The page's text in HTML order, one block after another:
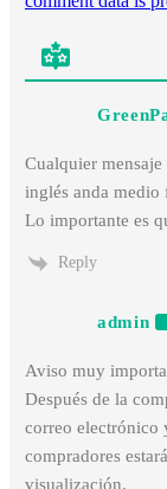
Cualquier
inglés anda medio
Lo importante es
Reply
admin
Aviso muy
Después de la
correo electrónico
compradores
visualización.